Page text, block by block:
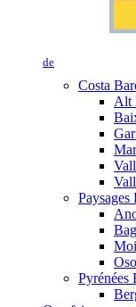
de
Costa
Alt
Paysages
Pyrénées